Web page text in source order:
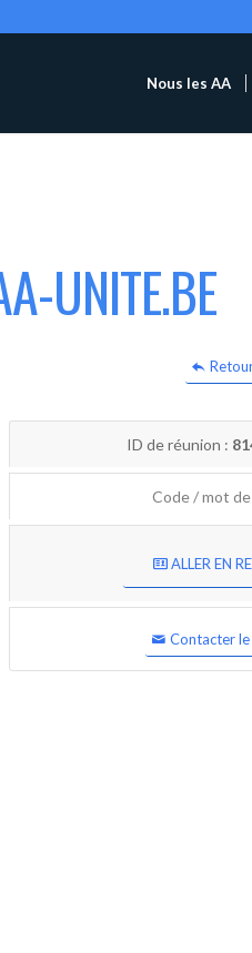
Nous les AA
UNITE.BE
ID de réunion :
Code / mot
ALLER EN
Contacter